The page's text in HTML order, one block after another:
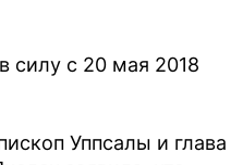
силу с 20 мая 2018
Уппсалы и глава